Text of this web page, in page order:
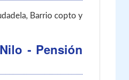
Barrio copto y
- Pensión